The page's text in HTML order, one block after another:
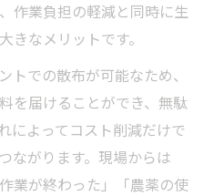
よる品質向上の秘訣
作業効率が劇的アップ
用ドローンが新常識に
で人手不足をどう補う
業が可能なドローン活
作業負担の軽減と同時に生
きなメリットです。
トでの散布が可能なため、
を届けることができ、無駄
によってコスト削減だけで
ながります。現場からは
業が終わった」「農薬の使